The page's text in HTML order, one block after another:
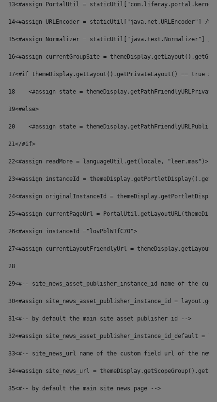
13<#assign PortalUtil =
14<#assign URLEncoder = staticUtil["java.net.URLEncoder"] />
15<#assign Normalizer = staticUtil["java.text.Normalizer"] /
16<#assign currentGroupSite =
17<#if themeDisplay.getLayout().getPrivateLayout() == true >
18
<#assign state =
19<#else>
20
<#assign state =
21</#if>
22<#assign readMore = languageUtil.get(locale, "leer.mas")>
23<#assign instanceId =
24<#assign originalInstanceId =
25<#assign currentPageUrl =
26<#assign instanceId ="lovPblW1fC70">
27<#assign currentLayoutFriendlyUrl =
28
29<#-- site_news_asset_publisher_instance_id name of
30<#assign site_news_asset_publisher_instance_id =
31<#-- by default the main site asset publisher id -->
32<#assign site_news_asset_publisher_instance_id_default =
33<#-- site_news_url name of the custom field url of the
34<#assign site_news_url =
35<#-- by default the main site news page -->